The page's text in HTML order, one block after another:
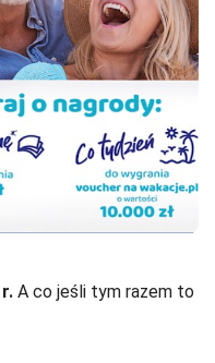
A co jeśli tym razem to